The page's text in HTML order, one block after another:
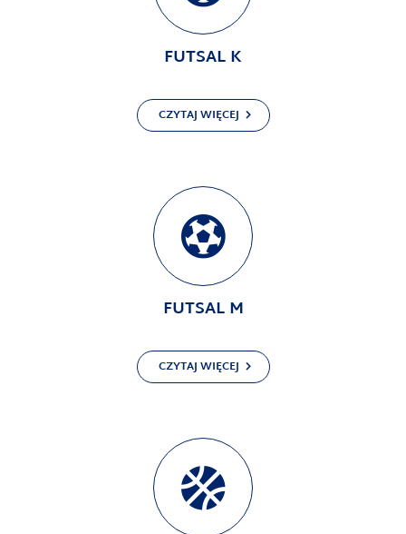
FUTSAL K
CZYTAJ WIĘCEJ
FUTSAL M
CZYTAJ WIĘCEJ